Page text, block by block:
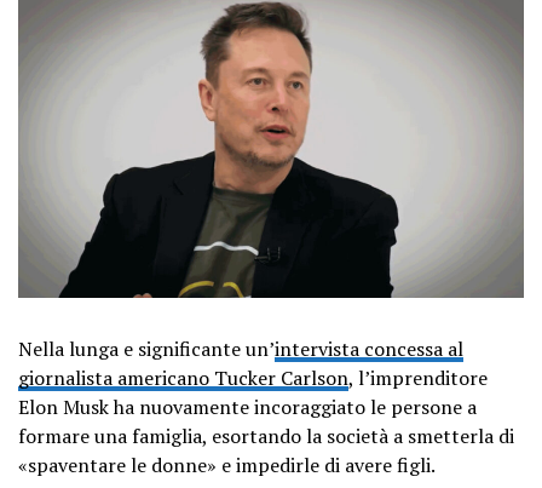
Nella lunga e significante un’intervista concessa al
giornalista americano Tucker Carlson, l’imprenditore
Elon Musk ha nuovamente incoraggiato le persone a
formare una famiglia, esortando la società a smetterla di
«spaventare le donne» e impedirle di avere figli.